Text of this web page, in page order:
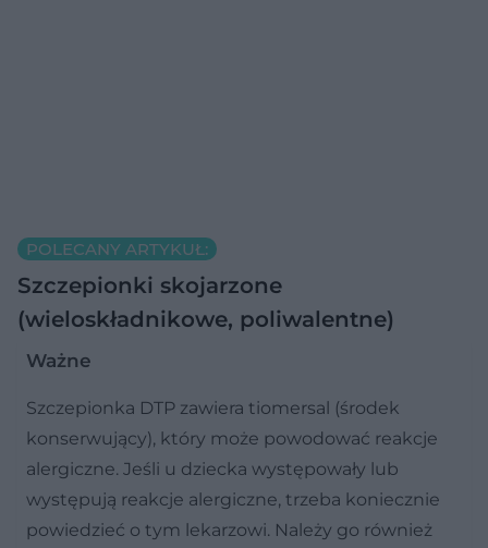
POLECANY ARTYKUŁ:
Szczepionki skojarzone
(wieloskładnikowe, poliwalentne)
Ważne
Szczepionka DTP zawiera tiomersal (środek
konserwujący), który może powodować reakcje
alergiczne. Jeśli u dziecka występowały lub
występują reakcje alergiczne, trzeba koniecznie
powiedzieć o tym lekarzowi. Należy go również